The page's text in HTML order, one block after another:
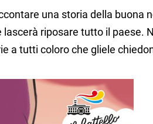
una storia della buona
riposare tutto il paese.
a tutti coloro che gliele